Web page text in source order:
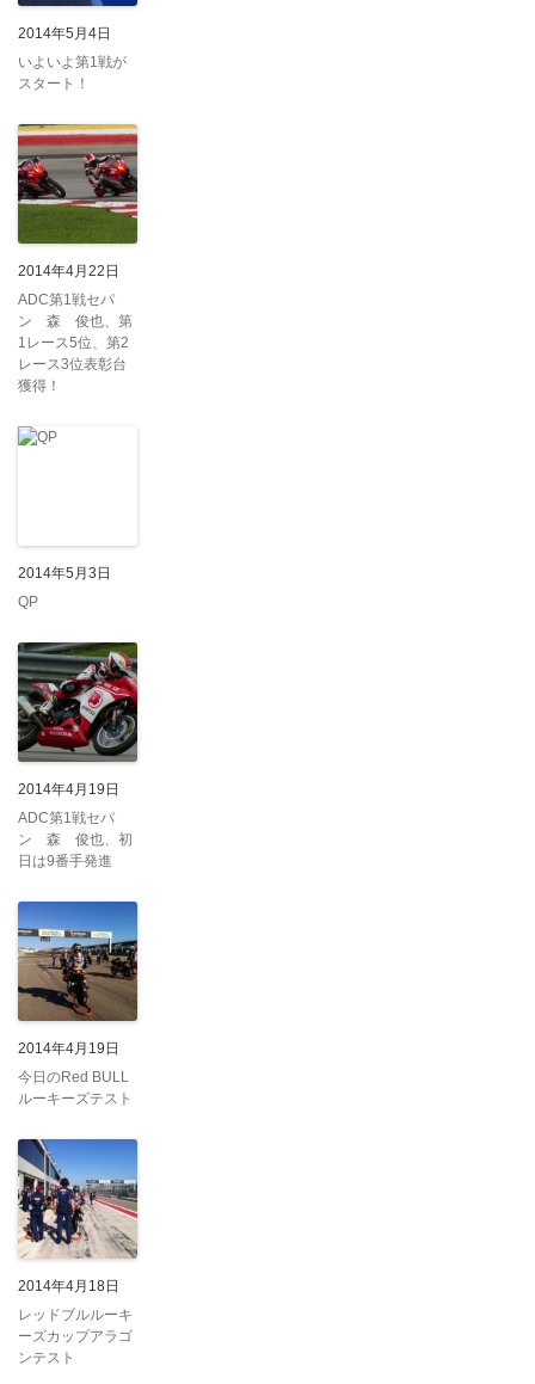
2014年5月4日
いよいよ第1戦が
スタート！
2014年4月22日
ADC第1戦セパ
ン 森 俊也、第
1レース5位、第2
レース3位表彰台
獲得！
2014年5月3日
QP
2014年4月19日
ADC第1戦セパ
ン 森 俊也、初
日は9番手発進
2014年4月19日
今日のRed BULL
ルーキーズテスト
2014年4月18日
レッドブルルーキ
ーズカップアラゴ
ンテスト